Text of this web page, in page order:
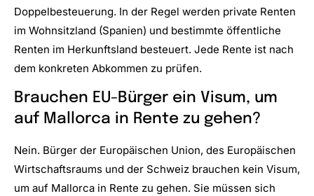
Doppelbesteuerung. In der Regel werden private Renten
im Wohnsitzland (Spanien) und bestimmte öffentliche
Renten im Herkunftsland besteuert. Jede Rente ist nach
dem konkreten Abkommen zu prüfen.
Brauchen EU-Bürger ein Visum, um
auf Mallorca in Rente zu gehen?
Nein. Bürger der Europäischen Union, des Europäischen
Wirtschaftsraums und der Schweiz brauchen kein Visum,
um auf Mallorca in Rente zu gehen. Sie müssen sich